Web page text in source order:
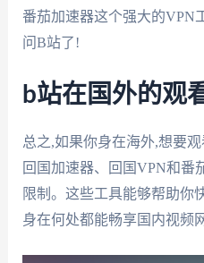
番茄加速器这个强大的VPN
问B站了!
b站在国外的观
总之,如果你身在海外,想要
回国加速器、回国VPN和番
限制。这些工具能够帮助你
身在何处都能畅享国内视频